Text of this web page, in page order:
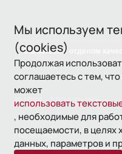
Мы используем
(cookies)
Продолжая
соглашаетесь с тем,
может
использовать
, необходимые для
посещаемости, в целях
данных, параметров и
Связаться с отделом
© 1993—2026 Softline
Политика
конфиденциальности